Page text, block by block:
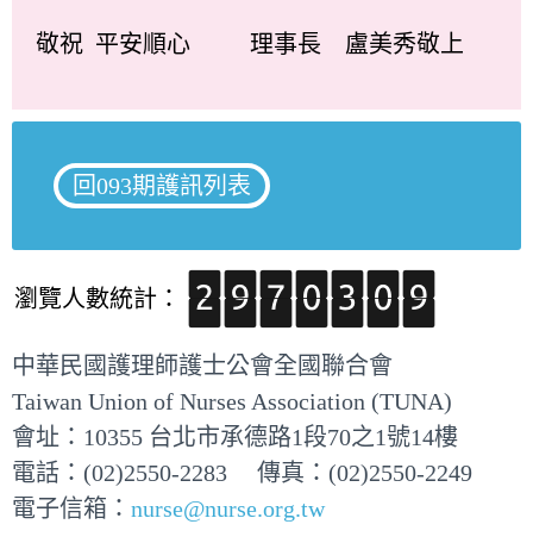
敬祝 平安順心 理事長 盧美秀敬上
回093期護訊列表
瀏覽人數統計：
中華民國護理師護士公會全國聯合會
Taiwan Union of Nurses Association (TUNA)
會址：10355 台北市承德路1段70之1號14樓
電話：(02)2550-2283 傳真：(02)2550-2249
電子信箱： nurse@nurse.org.tw